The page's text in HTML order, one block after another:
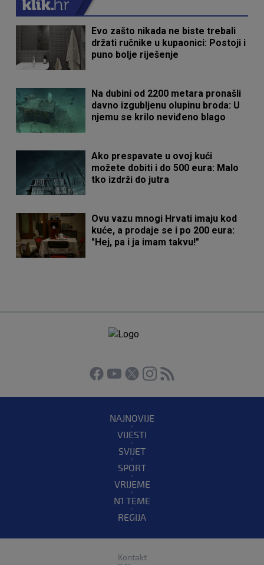
Evo zašto nikada ne biste trebali
držati ručnike u kupaonici: Postoji i
puno bolje riješenje
Na dubini od 2200 metara pronašli
davno izgubljenu olupinu broda: U
njemu se krilo neviđeno blago
Ako prespavate u ovoj kući
možete dobiti i do 500 eura: Malo
tko izdrži do jutra
Ovu vazu mnogi Hrvati imaju kod
kuće, a prodaje se i po 200 eura:
"Hej, pa i ja imam takvu!"
NAJNOVIJE
VIJESTI
SVIJET
SPORT
VRIJEME
N1 TEME
REGIJA
Kontakt